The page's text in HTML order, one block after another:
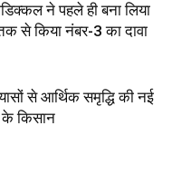
ने पहले ही बना लिया
से किया नंबर-3 का दावा
से आर्थिक समृद्धि की नई
के किसान